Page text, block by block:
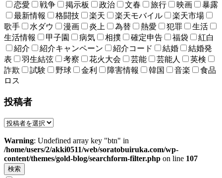
恋愛
戦争 掲示板 政治 文春 旅行 映画
暴露
最新情報
格闘技 楽天 楽天モバイル
楽天市場
歌手
水ダウ 漫画 炎上 為替 熱愛 犯罪
生活
生活情報
甲子園 病気 相撲 確定申告 福袋
紅白
紹介
紹介キャンペーン 紹介コード 結婚
結婚発
表
羽生結弦 考察 花火大会 芸能 芸能人
英検
詐欺
試験 野球 金利 障害情報 韓国 音楽
食品
ロス
投稿者
Warning: Undefined array key "btn" in
/home/users/2/akki0511/web/soratobuiruka.com/wp-
content/themes/gold-blog/searchform-filter.php on line 107
検索